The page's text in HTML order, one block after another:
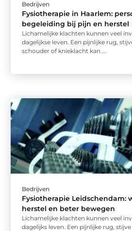
Bedrijven
Fysiotherapie in Haarlem:
begeleiding bij pijn en herstel
Lichamelijke klachten kunnen veel
dagelijkse leven. Een pijnlijke rug,
schouder of knieklacht kan ...
Bedrijven
Fysiotherapie Leidschendam:
herstel en beter bewegen
Lichamelijke klachten kunnen veel
dagelijks leven. Een pijnlijke rug,